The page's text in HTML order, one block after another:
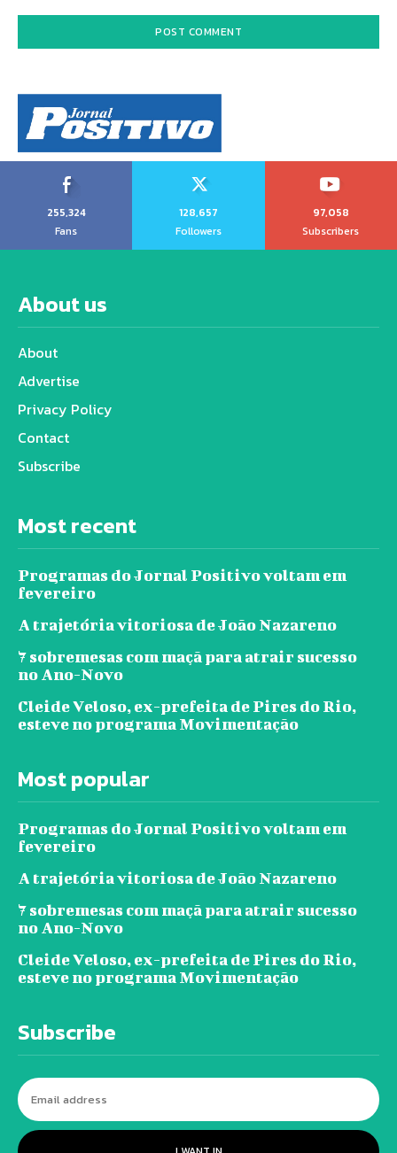
255,324
Fans
128,657
Followers
97,058
Subscribers
About us
About
Advertise
Privacy Policy
Contact
Subscribe
Most recent
Programas do Jornal Positivo voltam em
fevereiro
A trajetória vitoriosa de João Nazareno
7 sobremesas com maçã para atrair sucesso
no Ano-Novo
Cleide Veloso, ex-prefeita de Pires do Rio,
esteve no programa Movimentação
Most popular
Programas do Jornal Positivo voltam em
fevereiro
A trajetória vitoriosa de João Nazareno
7 sobremesas com maçã para atrair sucesso
no Ano-Novo
Cleide Veloso, ex-prefeita de Pires do Rio,
esteve no programa Movimentação
Subscribe